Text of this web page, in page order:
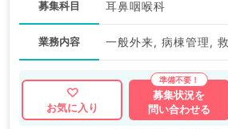
募集科目 耳鼻咽喉科
業務内容 一般外来, 病棟管理,
お気に入り
募集状況を
問い合わせる